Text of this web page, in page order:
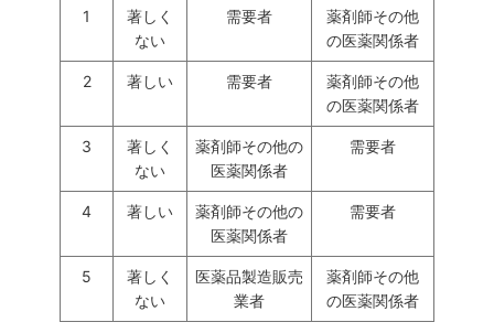
1
著しく
ない
需要者
薬剤師その他
の医薬関係者
2 著しい 需要者
薬剤師その他
の医薬関係者
3
著しく
ない
薬剤師その他の
医薬関係者
需要者
4 著しい
薬剤師その他の
医薬関係者
需要者
5
著しく
ない
医薬品製造販売
業者
薬剤師その他
の医薬関係者